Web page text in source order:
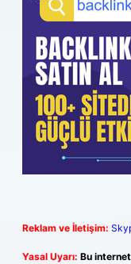
Reklam ve İletişim:
Yasal Uyarı: Bu